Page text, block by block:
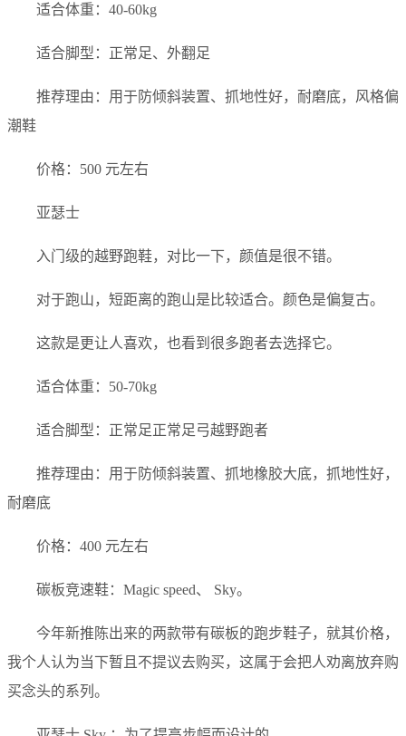
适合体重：40-60kg
适合脚型：正常足、外翻足
推荐理由：用于防倾斜装置、抓地性好，耐磨底，风格偏
潮鞋
价格：500 元左右
亚瑟士
入门级的越野跑鞋，对比一下，颜值是很不错。
对于跑山，短距离的跑山是比较适合。颜色是偏复古。
这款是更让人喜欢，也看到很多跑者去选择它。
适合体重：50-70kg
适合脚型：正常足正常足弓越野跑者
推荐理由：用于防倾斜装置、抓地橡胶大底，抓地性好，
耐磨底
价格：400 元左右
碳板竞速鞋：Magic speed、 Sky。
今年新推陈出来的两款带有碳板的跑步鞋子，就其价格，
我个人认为当下暂且不提议去购买，这属于会把人劝离放弃购
买念头的系列。